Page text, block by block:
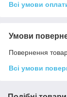
Всі умови
Умови
Повернення
Всі умови